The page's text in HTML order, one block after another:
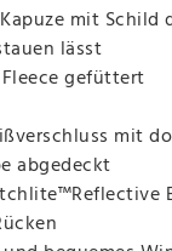
mit Schild
lässt
gefüttert
mit
abgedeckt